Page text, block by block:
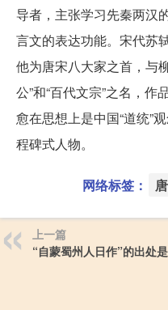
导者，主张学习先秦两汉
言文的表达功能。宋代苏
他为唐宋八大家之首，与
公”和“百代文宗”之名，
愈在思想上是中国“道统”
程碑式人物。
网络标签：
上一篇
“自蒙蜀州人日作”的出处